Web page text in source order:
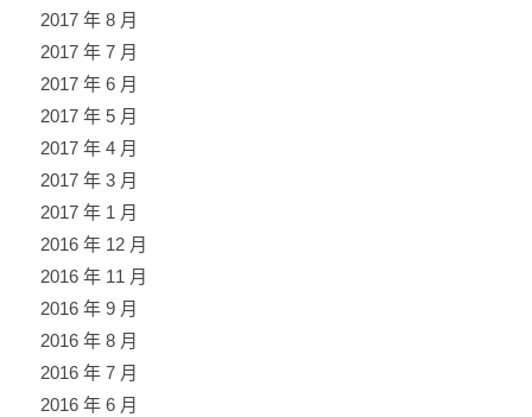
2017 年 8 月
2017 年 7 月
2017 年 6 月
2017 年 5 月
2017 年 4 月
2017 年 3 月
2017 年 1 月
2016 年 12 月
2016 年 11 月
2016 年 9 月
2016 年 8 月
2016 年 7 月
2016 年 6 月